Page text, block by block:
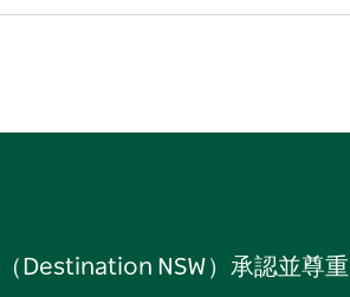
Destination NSW）承認並尊